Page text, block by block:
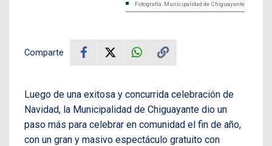
Fotografía: Municipalidad de Chiguayante
Comparte
Luego de una exitosa y concurrida celebración de
Navidad, la Municipalidad de Chiguayante dio un
paso más para celebrar en comunidad el fin de año,
con un gran y masivo espectáculo gratuito con